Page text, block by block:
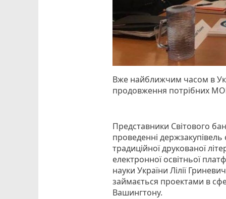
Вже найближчим часом в
продовження потрібних
Представники Світового
проведенні
традиційної друкованої
електронної освітньої
науки України Лілії
займається проектами в
Вашингтону.